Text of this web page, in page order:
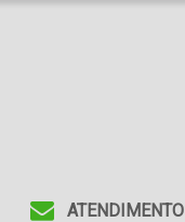
ATENDIMENTO